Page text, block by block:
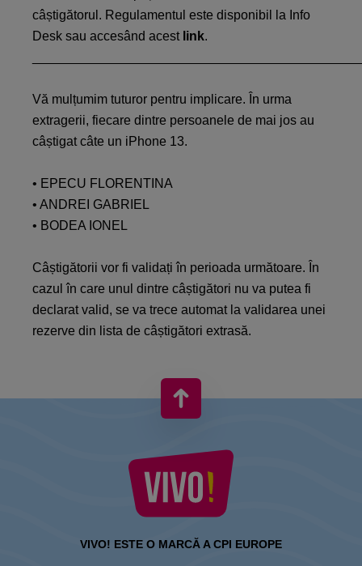
câștigătorul. Regulamentul este disponibil la Info
Desk sau accesând acest link.
Vă mulțumim tuturor pentru implicare. În urma
extragerii, fiecare dintre persoanele de mai jos au
câștigat câte un iPhone 13.
• EPECU FLORENTINA
• ANDREI GABRIEL
• BODEA IONEL
Câștigătorii vor fi validați în perioada următoare. În
cazul în care unul dintre câștigători nu va putea fi
declarat valid, se va trece automat la validarea unei
rezerve din lista de câștigători extrasă.
VIVO! ESTE O MARCĂ A CPI EUROPE